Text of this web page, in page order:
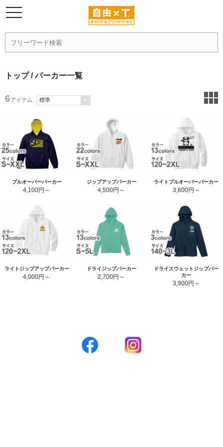
トップ/ パーカー一覧
6アイテム
プルオーバーパーカー
4,100円
ジップアップパーカー
4,500円
ライトプルオーバーパーカー
3,600円
ライトジップアップパーカー
4,000円
ドライジップパーカー
2,700円
ドライスウェットジップパー
カー
3,900円